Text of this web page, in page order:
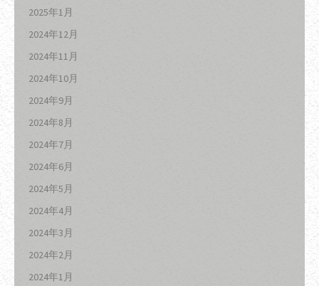
2025年1月
2024年12月
2024年11月
2024年10月
2024年9月
2024年8月
2024年7月
2024年6月
2024年5月
2024年4月
2024年3月
2024年2月
2024年1月